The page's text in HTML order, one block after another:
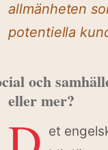
allmänheten
potentiella
och
eller mer?
et